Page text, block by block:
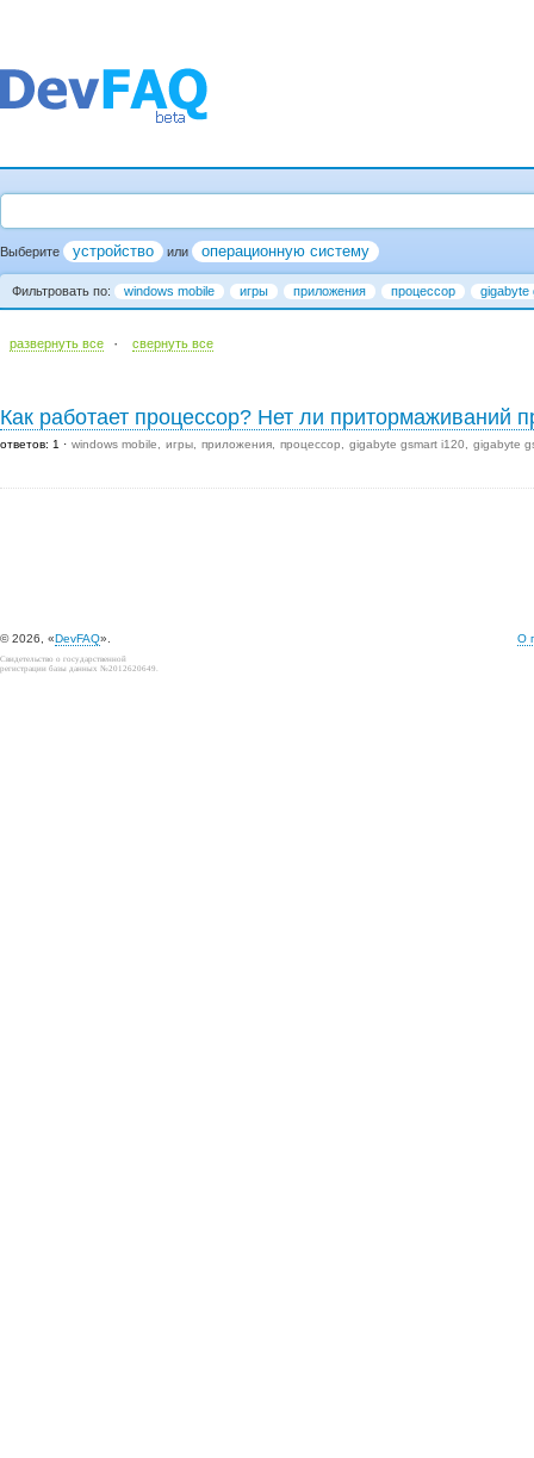
Выберите устройство или операционную систему
Фильтровать по: windows mobile игры приложения процессор gigabyte
развернуть все · cвернуть все
Как работает процессор? Нет ли притормаживаний
ответов: 1 windows mobile игры приложения процессор gigabyte gsmart i120 gigabyte
© 2026, «DevFAQ». О
Свидетельство о государственной
регистрации базы данных №2012620649.